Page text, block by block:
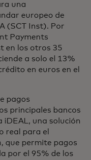
una
europeo de
(SCT Inst). Por
Payments
en los otros 35
a solo el 13%
en euros en el
pagos
principales bancos
iDEAL, una solución
real para el
que permite pagos
por el 95% de los